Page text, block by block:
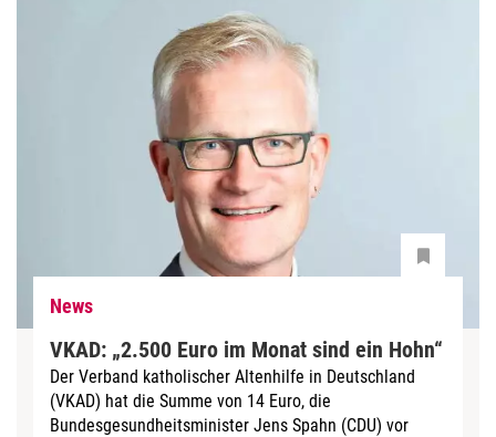
News
VKAD: „2.500 Euro im Monat sind ein Hohn“
Der Verband katholischer Altenhilfe in Deutschland
(VKAD) hat die Summe von 14 Euro, die
Bundesgesundheitsminister Jens Spahn (CDU) vor